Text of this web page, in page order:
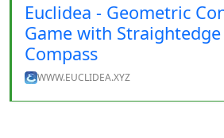
Euclidea - Geometric
Game with
Compass
WWW.EUCLIDEA.XYZ